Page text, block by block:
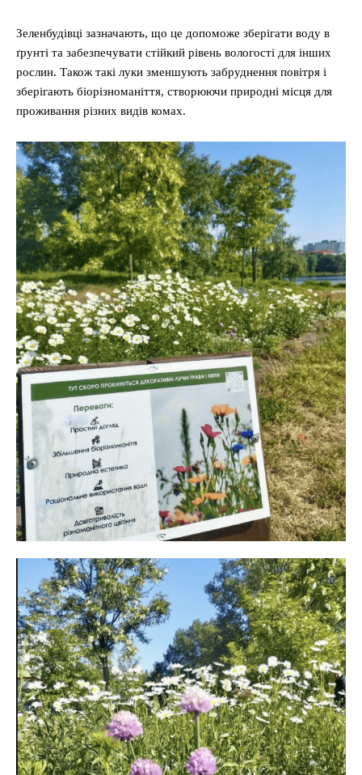
Зеленбудівці зазначають, що це допоможе зберігати воду в
ґрунті та забезпечувати стійкий рівень вологості для інших
рослин. Також такі луки зменшують забруднення повітря і
зберігають біорізноманіття, створюючи природні місця для
проживання різних видів комах.